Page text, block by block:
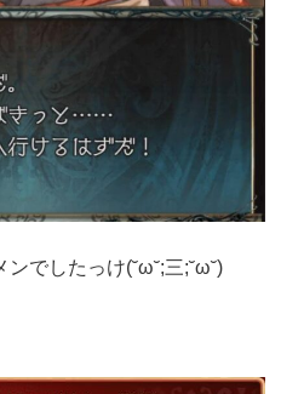
でしたっけ(˘ω˘;三;˘ω˘)